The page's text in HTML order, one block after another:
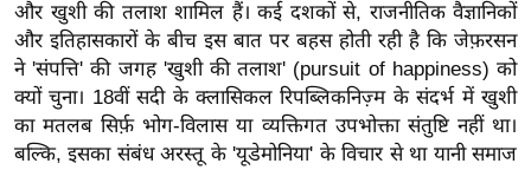
ट
न
स्थ
ल
फि
और खुशी की तलाश शामिल हैं। कई दशकों से, राजनीतिक वैज्ञानिकों
और इतिहासकारों के बीच इस बात पर बहस होती रही है कि जेफ़रसन
ने 'संपत्ति' की जगह 'खुशी की तलाश' (pursuit of happiness) को
क्यों चुना। 18वीं सदी के क्लासिकल रिपब्लिकनिज़्म के संदर्भ में खुशी
का मतलब सिर्फ़ भोग-विलास या व्यक्तिगत उपभोक्ता संतुष्टि नहीं था।
बल्कि, इसका संबंध अरस्तू के 'यूडेमोनिया' के विचार से था यानी समाज